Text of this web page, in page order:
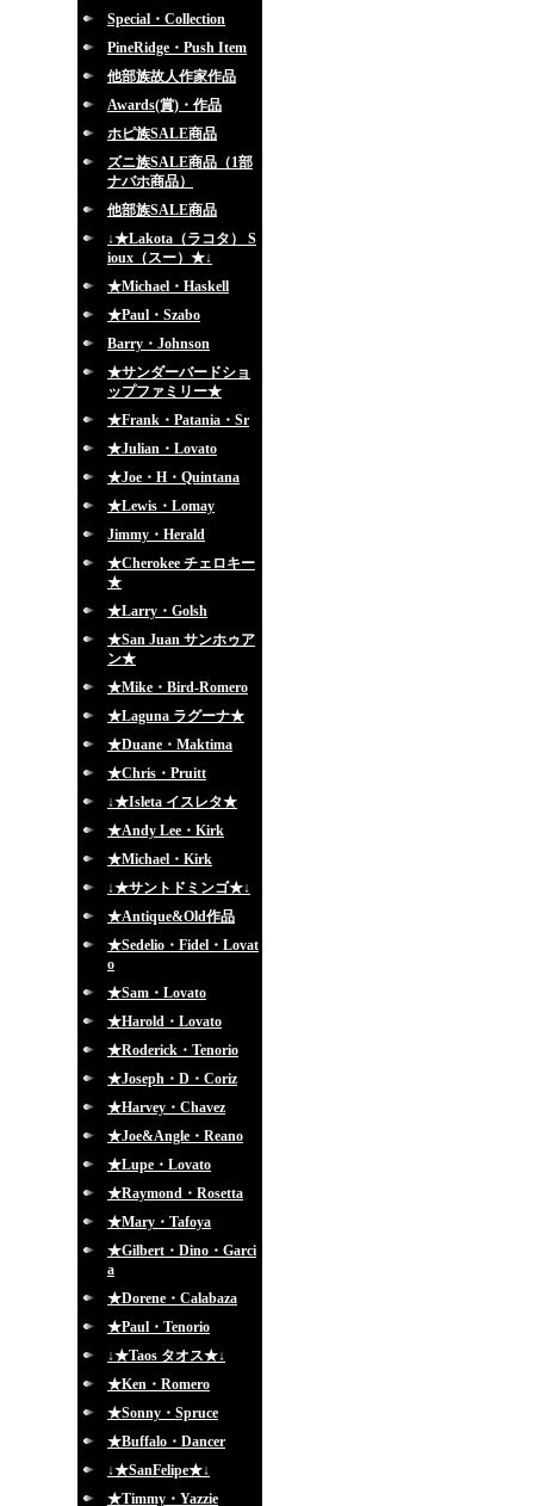
Special・Collection
PineRidge・Push Item
他部族故人作家作品
Awards(賞)・作品
ホピ族SALE商品
ズニ族SALE商品（1部
ナバホ商品）
他部族SALE商品
↓★Lakota（ラコタ） S
ioux（スー）★↓
★Michael・Haskell
★Paul・Szabo
Barry・Johnson
★サンダーバードショ
ップファミリー★
★Frank・Patania・Sr
★Julian・Lovato
★Joe・H・Quintana
★Lewis・Lomay
Jimmy・Herald
★Cherokee チェロキー
★
★Larry・Golsh
★San Juan サンホゥア
ン★
★Mike・Bird-Romero
★Laguna ラグーナ★
★Duane・Maktima
★Chris・Pruitt
↓★Isleta イスレタ★
★Andy Lee・Kirk
★Michael・Kirk
↓★サントドミンゴ★↓
★Antique&Old作品
★Sedelio・Fidel・Lovat
o
★Sam・Lovato
★Harold・Lovato
★Roderick・Tenorio
★Joseph・D・Coriz
★Harvey・Chavez
★Joe&Angle・Reano
★Lupe・Lovato
★Raymond・Rosetta
★Mary・Tafoya
★Gilbert・Dino・Garci
a
★Dorene・Calabaza
★Paul・Tenorio
↓★Taos タオス★↓
★Ken・Romero
★Sonny・Spruce
★Buffalo・Dancer
↓★SanFelipe★↓
★Timmy・Yazzie